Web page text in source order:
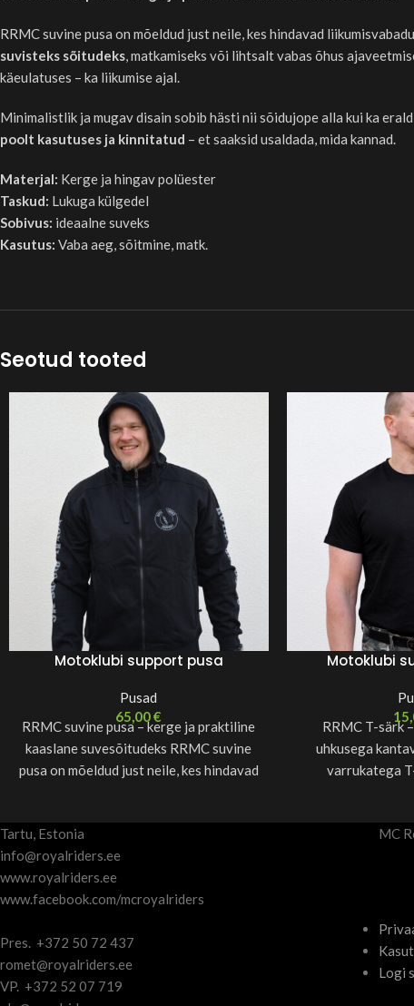
RRMC suvine pusa on mõeldud just neile, kes hindavad
suvisteks sõitudeks, matkamiseks või lihtsalt vabas õhus
käeulatuses – ka liikumise ajal.
Minimalistlik ja mugav disain sobib hästi nii sõidujope alla kui ka
poolt kasutuses ja kinnitatud – et saaksid usaldada, mida kannad.
Materjal: Kerge ja hingav polüester
Taskud: Lukuga külgedel
Sobivus: ideaalne suveks
Kasutus: Vaba aeg, sõitmine, matk.
Seotud tooted
Motoklubi support pusa
Pusad
65,00€
RRMC suvine pusa – kerge ja praktiline
kaaslane suvesõitudeks RRMC suvine
pusa on mõeldud just neile, kes hindavad
Motoklubi
RRMC T-särk
uhkusega
varrukatega
Tartu, Estonia
info@royalriders.ee
www.royalriders.ee
www.facebook.com/mcroyalriders
Pres. +372 50 72 437
romet@royalriders.ee
VP. +372 52 07 719
MC
Logi